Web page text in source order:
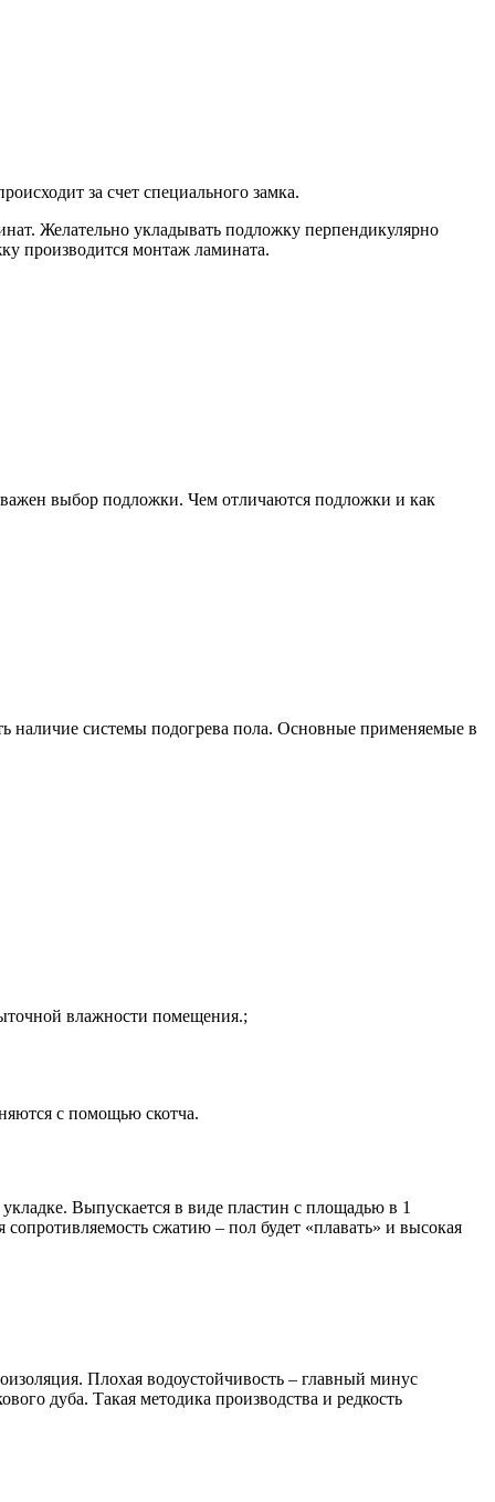
за счет специального замка.
Желательно укладывать подложку перпендикулярно
производится монтаж ламината.
выбор подложки. Чем отличаются подложки и как
системы подогрева пола. Основные применяемые в
влажности помещения.;
с помощью скотча.
Выпускается в виде пластин с площадью в 1
сжатию – пол будет «плавать» и высокая
Плохая водоустойчивость – главный минус
дуба. Такая методика производства и редкость